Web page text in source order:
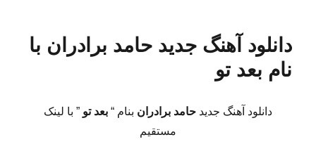
دانلود آهنگ جدید حامد برادران با
نام بعد تو
دانلود آهنگ جدید حامد برادران بنام “ بعد تو ” با لینک
مستقیم